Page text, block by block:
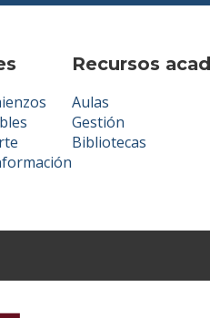
Recursos
Aulas
Gestión
Bibliotecas